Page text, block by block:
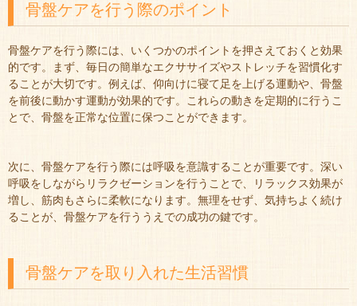
骨盤ケアを行う際のポイント
骨盤ケアを行う際には、いくつかのポイントを押さえておくと効果
的です。まず、毎日の簡単なエクササイズやストレッチを習慣化す
ることが大切です。例えば、仰向けに寝て足を上げる運動や、骨盤
を前後に動かす運動が効果的です。これらの動きを定期的に行うこ
とで、骨盤を正常な位置に保つことができます。
次に、骨盤ケアを行う際には呼吸を意識することが重要です。深い
呼吸をしながらリラクゼーションを行うことで、リラックス効果が
増し、筋肉もさらに柔軟になります。無理をせず、気持ちよく続け
ることが、骨盤ケアを行ううえでの成功の鍵です。
骨盤ケアを取り入れた生活習慣